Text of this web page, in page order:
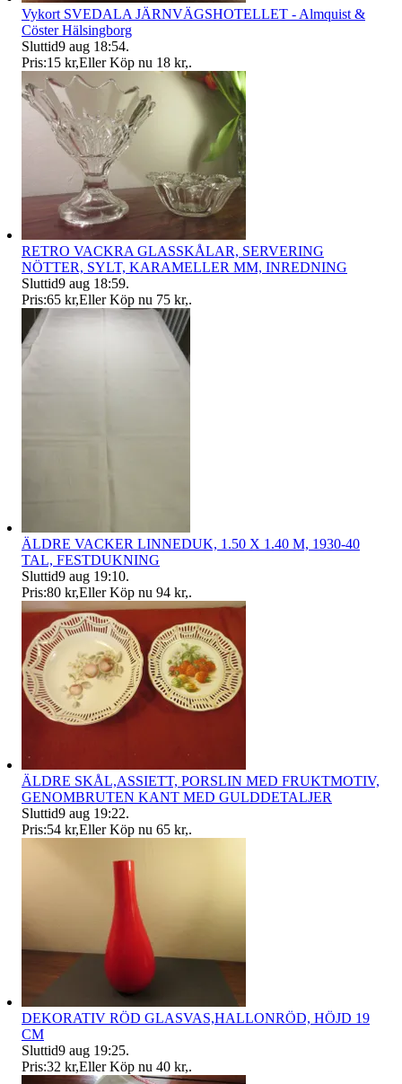
Vykort SVEDALA JÄRNVÄGSHOTELLET - Almquist &
Cöster Hälsingborg
Sluttid9 aug 18:54.
Pris:15 kr,Eller Köp nu 18 kr,.
RETRO VACKRA GLASSKÅLAR, SERVERING
NÖTTER, SYLT, KARAMELLER MM, INREDNING
Sluttid9 aug 18:59.
Pris:65 kr,Eller Köp nu 75 kr,.
ÄLDRE VACKER LINNEDUK, 1.50 X 1.40 M, 1930-40
TAL, FESTDUKNING
Sluttid9 aug 19:10.
Pris:80 kr,Eller Köp nu 94 kr,.
ÄLDRE SKÅL,ASSIETT, PORSLIN MED FRUKTMOTIV,
GENOMBRUTEN KANT MED GULDDETALJER
Sluttid9 aug 19:22.
Pris:54 kr,Eller Köp nu 65 kr,.
DEKORATIV RÖD GLASVAS,HALLONRÖD, HÖJD 19
CM
Sluttid9 aug 19:25.
Pris:32 kr,Eller Köp nu 40 kr,.